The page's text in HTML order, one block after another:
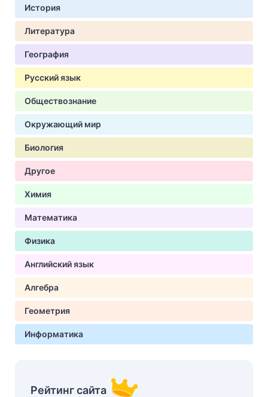
История
Литература
География
Русский язык
Обществознание
Окружающий мир
Биология
Другое
Химия
Математика
Физика
Английский язык
Алгебра
Геометрия
Информатика
Рейтинг сайта